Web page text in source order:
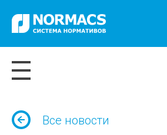
Все новости